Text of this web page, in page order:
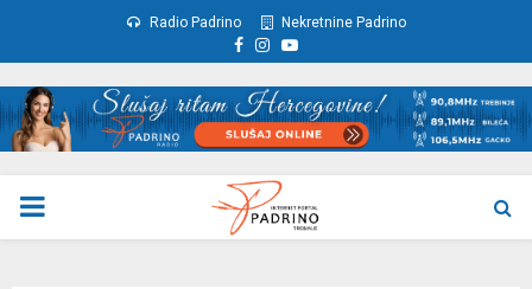
Radio Padrino Nekretnine Padrino
Facebook
Instagram
Youtube
PRIMARY